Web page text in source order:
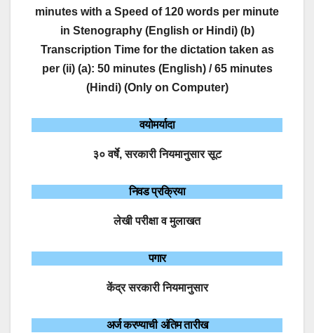
minutes with a Speed of 120 words per minute
in Stenography (English or Hindi) (b)
Transcription Time for the dictation taken as
per (ii) (a): 50 minutes (English) / 65 minutes
(Hindi) (Only on Computer)
वयोमर्यादा
३० वर्षे, सरकारी नियमानुसार सूट
निवड प्रक्रिया
लेखी परीक्षा व मुलाखत
पगार
केंद्र सरकारी नियमानुसार
अर्ज करण्याची अंतिम तारीख